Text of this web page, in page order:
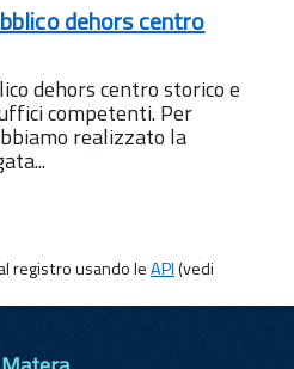
dehors centro
dehors centro storico e
competenti. Per
realizzato la
registro usando leAPI(vedi